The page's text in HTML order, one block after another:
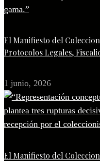
El Manifiesto del
Protocolos Legales,
1 junio, 2026
El Manifiesto del